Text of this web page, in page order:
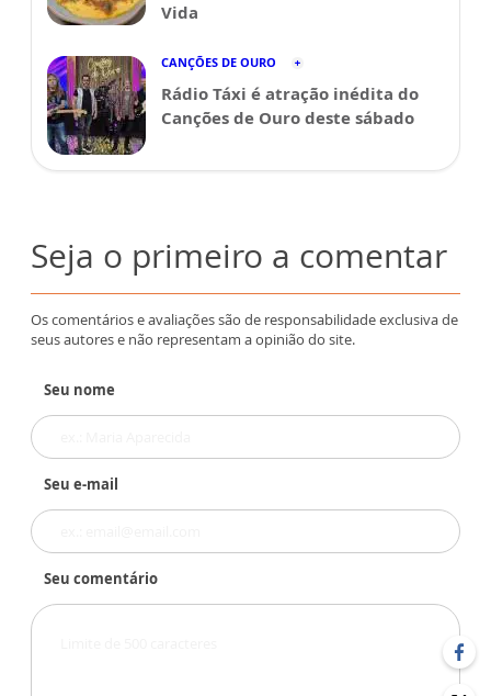
Vida
CANÇÕES DE OURO
Rádio Táxi é atração inédita do
Canções de Ouro deste sábado
Seja o primeiro a comentar
Os comentários e avaliações são de responsabilidade exclusiva de
seus autores e não representam a opinião do site.
Seu nome
Seu e-mail
Seu comentário